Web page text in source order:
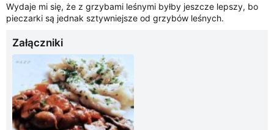
Wydaje mi się, że z grzybami leśnymi byłby jeszcze lepszy, bo
pieczarki są jednak sztywniejsze od grzybów leśnych.
Załączniki